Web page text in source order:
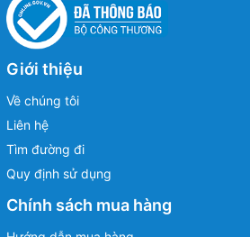
Giới thiệu
Về chúng tôi
Liên hệ
Tìm đường đi
Quy định sử dụng
Chính sách mua hàng